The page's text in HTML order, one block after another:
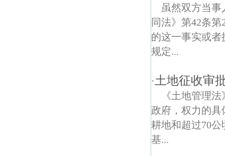
虽然双方当
同法》第42条
的这一事实或
规定...
·土地征收审
《土地管理
政府，权力的具
耕地和超过70
基...